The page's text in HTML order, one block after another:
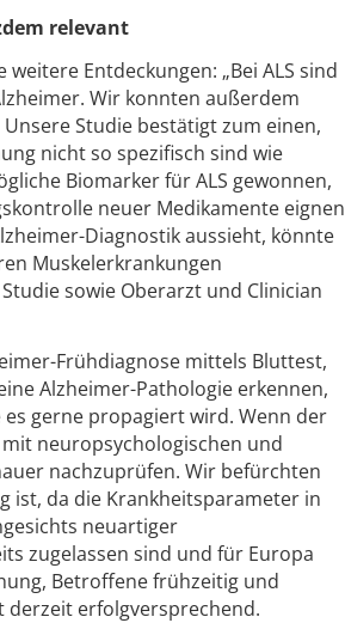
relevant
Entdeckungen: „Bei ALS sind
Wir konnten außerdem
Studie bestätigt zum einen,
nicht so spezifisch sind wie
Biomarker für ALS gewonnen,
neuer Medikamente eignen
Diagnostik aussieht, könnte
Muskelerkrankungen
sowie Oberarzt und Clinician
Frühdiagnose mittels Bluttest,
Alzheimer-Pathologie erkennen,
gerne propagiert wird. Wenn der
neuropsychologischen und
nachzuprüfen. Wir befürchten
ist, da die Krankheitsparameter in
neuartiger
zugelassen sind und für Europa
Betroffene frühzeitig und
derzeit erfolgversprechend.